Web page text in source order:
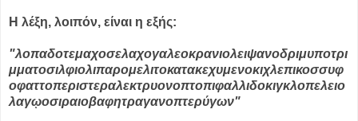
Η λέξη, λοιπόν, είναι η εξής:
"λοπαδοτεμαχοσελαχογαλεοκρανιολειψανοδριμυποτρι
μματοσιλφιολιπαρομελιτοκατακεχυμενοκιχλεπικοσσυφ
οφαττοπεριστεραλεκτρυονοπτοπιφαλλιδοκιγκλοπελειο
λαγῳοσιραιοβαφητραγανοπτερύγων"